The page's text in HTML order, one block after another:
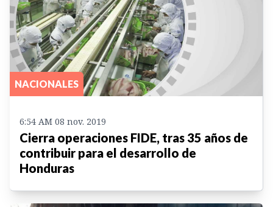
NACIONALES
6:54 AM 08 nov. 2019
Cierra operaciones FIDE, tras 35 años de
contribuir para el desarrollo de
Honduras